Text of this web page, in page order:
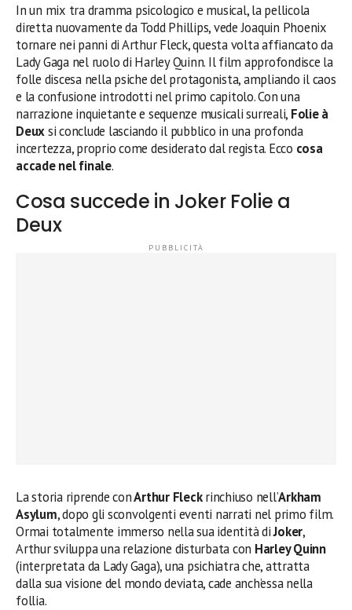
In un mix tra dramma psicologico e musical, la pellicola
diretta nuovamente da Todd Phillips, vede Joaquin Phoenix
tornare nei panni di Arthur Fleck, questa volta affiancato da
Lady Gaga nel ruolo di Harley Quinn. Il film approfondisce la
folle discesa nella psiche del protagonista, ampliando il caos
e la confusione introdotti nel primo capitolo. Con una
narrazione inquietante e sequenze musicali surreali, Folie à
Deuxsi conclude lasciando il pubblico in una profonda
incertezza, proprio come desiderato dal regista. Ecco cosa
accade nel finale.
Cosa succede in Joker Folie a
Deux
La storia riprende conArthur Fleckrinchiuso nell’Arkham
Asylum, dopo gli sconvolgenti eventi narrati nel primo film.
Ormai totalmente immerso nella sua identità diJoker,
Arthur sviluppa una relazione disturbata con Harley Quinn
(interpretata da Lady Gaga), una psichiatra che, attratta
dalla sua visione del mondo deviata, cade anch’essa nella
follia.